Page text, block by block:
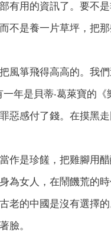
有用的資訊了。要不
不是養一片草坪，把
風箏飛得高高的。我
年是貝蒂‧葛萊寶的《
惡感付了錢。在摸黑
作是珍饈，把雞腳用
為女人，在鬧饑荒的
的中國是沒有選擇
臉。